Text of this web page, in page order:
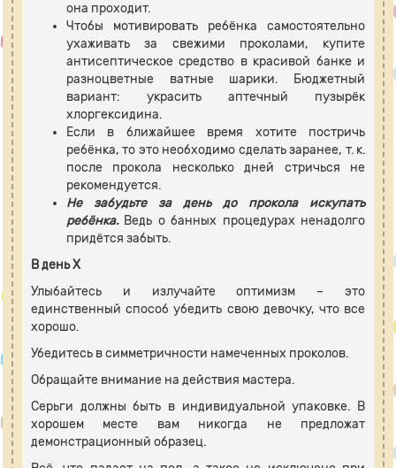
она проходит.
Чтобы мотивировать ребёнка самостоятельно
ухаживать за свежими проколами, купите
антисептическое средство в красивой банке и
разноцветные ватные шарики. Бюджетный
вариант: украсить аптечный пузырёк
хлоргексидина.
Если в ближайшее время хотите постричь
ребёнка, то это необходимо сделать заранее, т. к.
после прокола несколько дней стричься не
рекомендуется.
Не забудьте за день до прокола искупать
ребёнка. Ведь о банных процедурах ненадолго
придётся забыть.
В деньX
Улыбайтесь и излучайте оптимизм – это
единственный способ убедить свою девочку, что все
хорошо.
Убедитесь в симметричности намеченных проколов.
Обращайте внимание на действия мастера.
Серьги должны быть в индивидуальной упаковке. В
хорошем месте вам никогда не предложат
демонстрационный образец.